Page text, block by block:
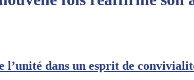
l’unité dans un esprit de